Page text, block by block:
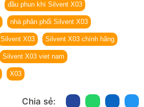
đầu phun khí Silvent X03
nhà phân phối Silvent X03
Silvent X03 Silvent X03 chính hãng
Silvent X03 viet nam
X03
Chia sẻ: